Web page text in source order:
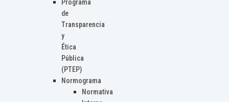
Programa
de
Transparencia
y
Ética
Pública
(PTEP)
Normograma
Normativa